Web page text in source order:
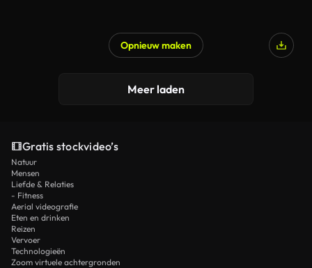
Opnieuw maken
Meer laden
Gratis stockvideo’s
Natuur
Mensen
Liefde & Relaties
- Fitness
Aerial videografie
Eten en drinken
Reizen
Vervoer
Technologieën
Zoom virtuele achtergronden